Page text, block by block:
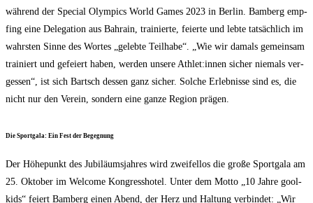
wäh­rend der Spe­cial Olym­pics World Games 2023 in Ber­lin. Bam­berg emp­
fing eine Dele­ga­ti­on aus Bah­rain, trai­nier­te, fei­er­te und leb­te tat­säch­lich im
wahrs­ten Sin­ne des Wor­tes „geleb­te Teil­ha­be“. „Wie wir damals gemein­sam
trai­niert und gefei­ert haben, wer­den unse­re Athlet:innen sicher nie­mals ver­
ges­sen“, ist sich Bartsch des­sen ganz sicher. Sol­che Erleb­nis­se sind es, die
nicht nur den Ver­ein, son­dern eine gan­ze Regi­on prägen.
Die Sport­ga­la: Ein Fest der Begegnung
Der Höhe­punkt des Jubi­lä­ums­jah­res wird zwei­fel­los die gro­ße Sport­ga­la am
25. Okto­ber im Wel­co­me Kon­gress­ho­tel. Unter dem Mot­to „10 Jah­re gool­
kids“ fei­ert Bam­berg einen Abend, der Herz und Hal­tung ver­bin­det: „Wir